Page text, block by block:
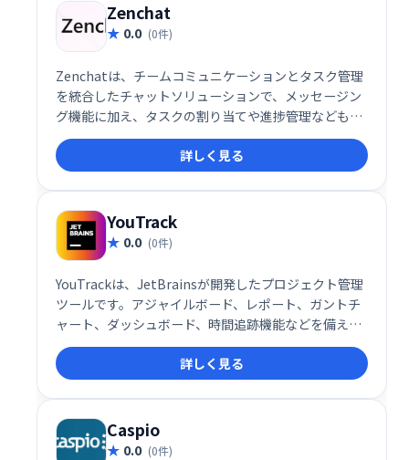
Zenchat
0.0 (0件)
Zenchatは、チームコミュニケーションとタスク管理
を統合したチャットソリューションで、メッセージン
グ機能に加え、タスクの割り当てや進捗管理なども一
元化します。
詳しく見る
YouTrack
0.0 (0件)
YouTrackは、JetBrainsが開発したプロジェクト管理
ツールです。アジャイルボード、レポート、ガントチ
ャート、ダッシュボード、時間追跡機能などを備え、
タスクや課題の追跡、顧客対応、スプリント計画など
を効率化します。柔軟なワークフロー設定と、マーク
ダウンや絵文字反応にも対応。10ユーザーまでは無料
で利用でき、クラウドまたはスタンドアロンで導入可
能です。
詳しく見る
Caspio
0.0 (0件)